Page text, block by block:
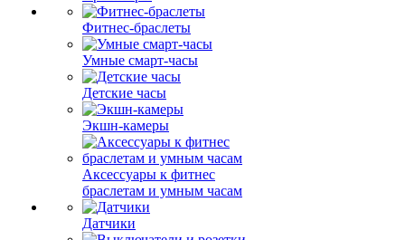
Фитнес-браслеты
Умные смарт-часы
Детские часы
Экшн-камеры
Аксессуары к фитнес
браслетам и умным часам
Датчики